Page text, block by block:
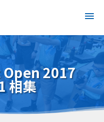
2017
相集